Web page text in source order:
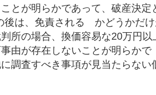
とが明らかであって、破産決定
後は、免責される かどうかだ
所の場合、換価容易な20万円
由が存在しないことが明らかで
調査すべき事項が見当たらな